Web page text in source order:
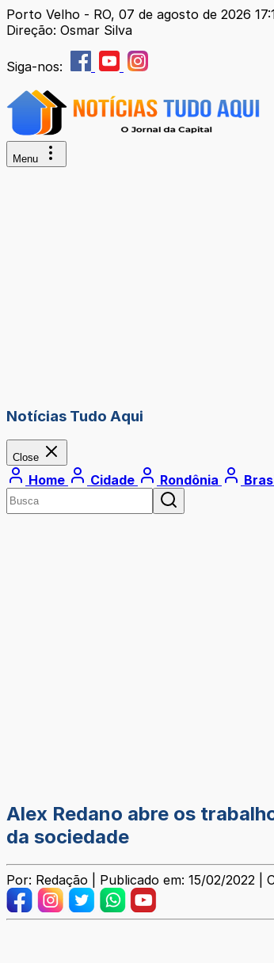
Porto Velho - RO, 07 de agosto de 2026
Direção: Osmar Silva
Siga-nos:
Menu
Notícias Tudo Aqui
Close
Home Cidade Rondônia
Alex Redano abre os
da sociedade
Por: Redação | Publicado em: 15/02/2022 |